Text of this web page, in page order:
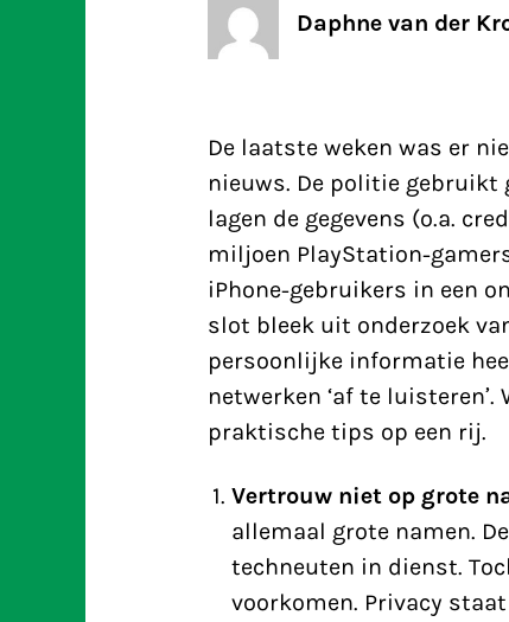
Daphne van der
De laatste weken was er
nieuws. De politie gebruikt
lagen de gegevens (o.a.
miljoen PlayStation-
iPhone-gebruikers in een
slot bleek uit onderzoek
persoonlijke informatie
netwerken ‘af te
praktische tips op een rij.
Vertrouw niet op grote
allemaal grote namen.
techneuten in dienst.
voorkomen. Privacy